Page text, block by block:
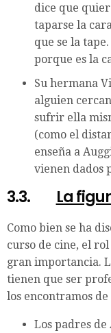
dice que
taparse la
que se la
porque es la
Su hermana
alguien
sufrir ella
(como el
enseña a
vienen dados
3.3. La
Como bien se ha
curso de cine, el
gran importancia.
tienen que ser
los encontramos de
Los padres